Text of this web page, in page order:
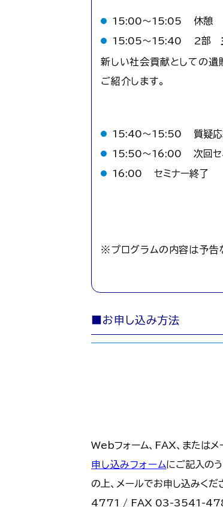
15:00～15:05 休憩
15:05～15:40 2部
新しい社会貢献としての遺
ご紹介します。
15:40～15:50 質疑
15:50～16:00 次回
16:00 セミナー終了
※プログラムの内容は予告
■お申し込み方法
Webフォーム、FAX、またはメ
申し込みフォームにご記入の
の上、メールでお申し込みくだ
4771 / FAX 03-3541-